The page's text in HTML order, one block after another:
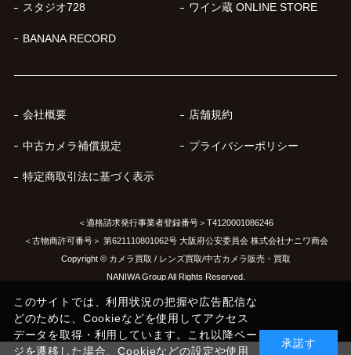
スタジオ728 ワイン蔵 ONLINE STORE
BANANA RECORD
会社概要 店舗規約
中古カメラ補償規定 プライバシーポリシー
特定商取引法に基づく表示
＜適格請求発行事業者登録番号＞T4120001086246
＜古物商許可番号＞ 第621110801062号 大阪府公安委員会 株式会社ナニワ商会
Copyright © カメラ買取 / レンズ買取/中古カメラ販売・買取
NANIWA Group All Rights Reserved.
このサイトでは、利用状況の把握や広告配信な
どのために、Cookieなどを使用してアクセス
データを取得・利用しています。これ以降ペー
ジを遷移した場合、Cookieなどの設定や使用
承諾す